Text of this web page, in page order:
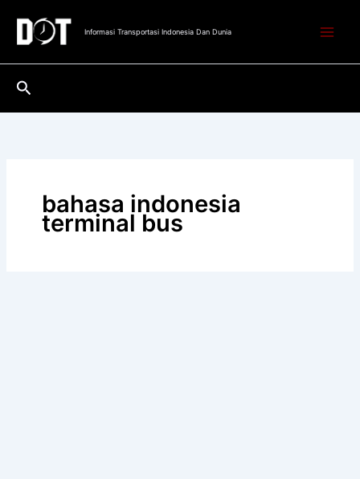
konten
Informasi Transportasi Indonesia Dan Dunia
Cari
bahasa indonesia
terminal bus